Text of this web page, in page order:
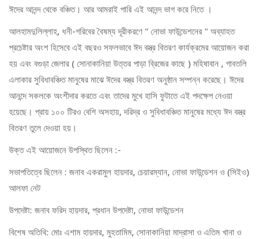
ঈদের আনন্দ থেকে বঞ্চিত। আর আমরাই পারি এই আনন্দ ভাগ করে নিতে ।
আলহামদুলিল্লাহ, ধনী-গরিবের বৈষম্য দূরীকরণে " নোভা ফাউন্ডেশনের " অব্যাহত
প্রচেষ্টার অংশ হিসেবে এই বছরও সফলভাবে ঈদ বস্ত্র বিতরণ কার্যক্রমের আয়োজন করা
হয় এবং বগুড়া জেলার ( সোনাকানিয়া উত্তর পাড়া ব্রিজের কাছে ) মহিষাবান , গাবতলি
এলাকার সুবিধাবঞ্চিত মানুষের মাঝে ঈদের বস্ত্র বিতরণ অনুষ্ঠান সম্পন্ন করেছে। ঈদের
আনন্দে সকলকে অংশীদার করতে এবং তাদের মুখে হাসি ফুটাতে এই পদক্ষেপ নেওয়া
হয়েছে। প্রায় ১০০ টিরও বেশি অসহায়, দরিদ্র ও সুবিধাবঞ্চিত মানুষের মধ্যে ঈদ বস্ত্র
বিতরণ তুলে দেওয়া হয়।
উক্ত এই আয়োজনে উপস্থিত ছিলেন :-
সভাপতিত্বে ছিলেন : জনাব একরামুল হায়দার, চেয়ারম্যান, নোভা ফাউন্ডেশন ও (সিইও)
আলফা নেট
উপদেষ্টা: জনাব ফরিদ হায়দার, প্রধান উপদেষ্টা, নোভা ফাউন্ডেশন
বিশেষ অতিথি: মোঃ এশাম হায়দার, মুহতামিম, সোনাকানিয়া মাদ্রাসা ও এতিম খানা ও